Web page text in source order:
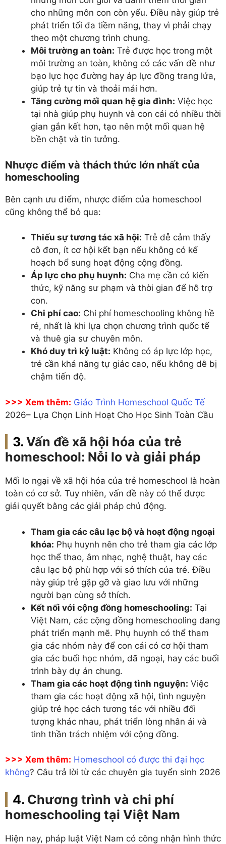
cho những môn con còn yếu. Điều này giúp trẻ
phát triển tối đa tiềm năng, thay vì phải chạy
theo một chương trình chung.
Môi trường an toàn: Trẻ được học trong một
môi trường an toàn, không có các vấn đề như
bạo lực học đường hay áp lực đồng trang lứa,
giúp trẻ tự tin và thoải mái hơn.
Tăng cường mối quan hệ gia đình: Việc học
tại nhà giúp phụ huynh và con cái có nhiều thời
gian gắn kết hơn, tạo nên một mối quan hệ
bền chặt và tin tưởng.
Nhược điểm và thách thức lớn nhất của
homeschooling
Bên cạnh ưu điểm, nhược điểm của homeschool
cũng không thể bỏ qua:
Thiếu sự tương tác xã hội: Trẻ dễ cảm thấy
cô đơn, ít cơ hội kết bạn nếu không có kế
hoạch bổ sung hoạt động cộng đồng.
Áp lực cho phụ huynh: Cha mẹ cần có kiến
thức, kỹ năng sư phạm và thời gian để hỗ trợ
con.
Chi phí cao: Chi phí homeschooling không hề
rẻ, nhất là khi lựa chọn chương trình quốc tế
và thuê gia sư chuyên môn.
Khó duy trì kỷ luật: Không có áp lực lớp học,
trẻ cần khả năng tự giác cao, nếu không dễ bị
chậm tiến độ.
>>> Xem thêm: Giáo Trình Homeschool Quốc Tế
2026– Lựa Chọn Linh Hoạt Cho Học Sinh Toàn Cầu
Vấn đề xã hội hóa của trẻ
homeschool: Nỗi lo và giải pháp
Mối lo ngại về xã hội hóa của trẻ homeschool là hoàn
toàn có cơ sở. Tuy nhiên, vấn đề này có thể được
giải quyết bằng các giải pháp chủ động.
Tham gia các câu lạc bộ và hoạt động ngoại
khóa: Phụ huynh nên cho trẻ tham gia các lớp
học thể thao, âm nhạc, nghệ thuật, hay các
câu lạc bộ phù hợp với sở thích của trẻ. Điều
này giúp trẻ gặp gỡ và giao lưu với những
người bạn cùng sở thích.
Kết nối với cộng đồng homeschooling: Tại
Việt Nam, các cộng đồng homeschooling đang
phát triển mạnh mẽ. Phụ huynh có thể tham
gia các nhóm này để con cái có cơ hội tham
gia các buổi học nhóm, dã ngoại, hay các buổi
trình bày dự án chung.
Tham gia các hoạt động tình nguyện: Việc
tham gia các hoạt động xã hội, tình nguyện
giúp trẻ học cách tương tác với nhiều đối
tượng khác nhau, phát triển lòng nhân ái và
tinh thần trách nhiệm với cộng đồng.
>>> Xem thêm: Homeschool có được thi đại học
không? Câu trả lời từ các chuyên gia tuyển sinh 2026
Chương trình và chi phí
homeschooling tại Việt Nam
Hiện nay, pháp luật Việt Nam có công nhận hình thức